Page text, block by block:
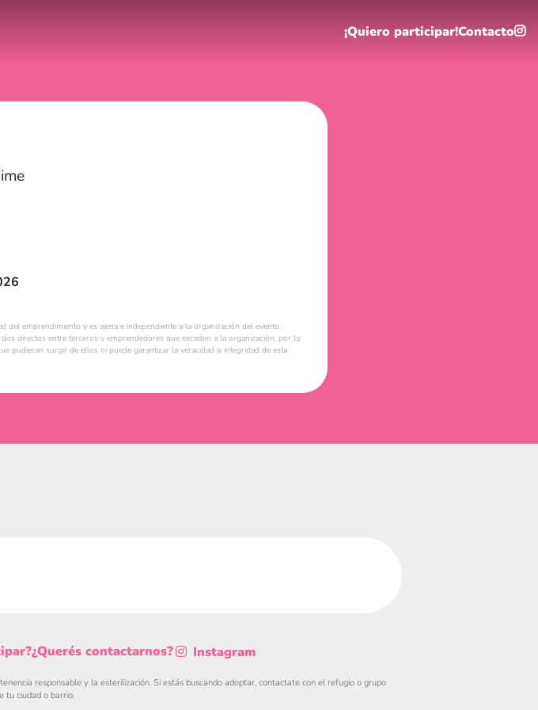
¡Quiero participar!Contacto
emprendimiento y es ajena e independiente a la organización del evento.
directos entre terceros y emprendedores que exceden a la organización, por lo
pudieran surgir de ellos ni puede garantizar la veracidad o integridad de esta
¿Querés contactarnos? Instagram
responsable y la esterilización. Si estás buscando adoptar, contactate con el refugio o grupo
tu ciudad o barrio.